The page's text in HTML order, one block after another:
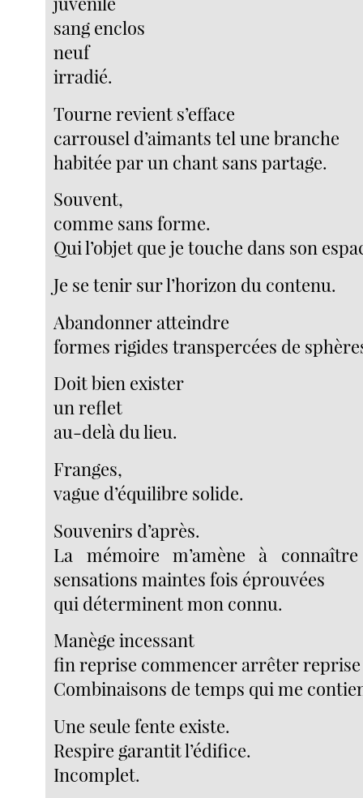
sang enclos
neuf
irradié.
Tourne revient s’efface
carrousel d’aimants tel une branche
habitée par un chant sans partage.
Souvent,
comme sans forme.
Qui l’objet que je touche dans son
Je se tenir sur l’horizon du contenu.
Abandonner atteindre
formes rigides transpercées de
Doit bien exister
un reflet
au-delà du lieu.
Franges,
vague d’équilibre solide.
Souvenirs d’après.
La mémoire m’amène à
sensations maintes fois éprouvées
qui déterminent mon connu.
Manège incessant
fin reprise commencer arrêter
Combinaisons de temps qui me
Une seule fente existe.
Respire garantit l’édifice.
Incomplet.